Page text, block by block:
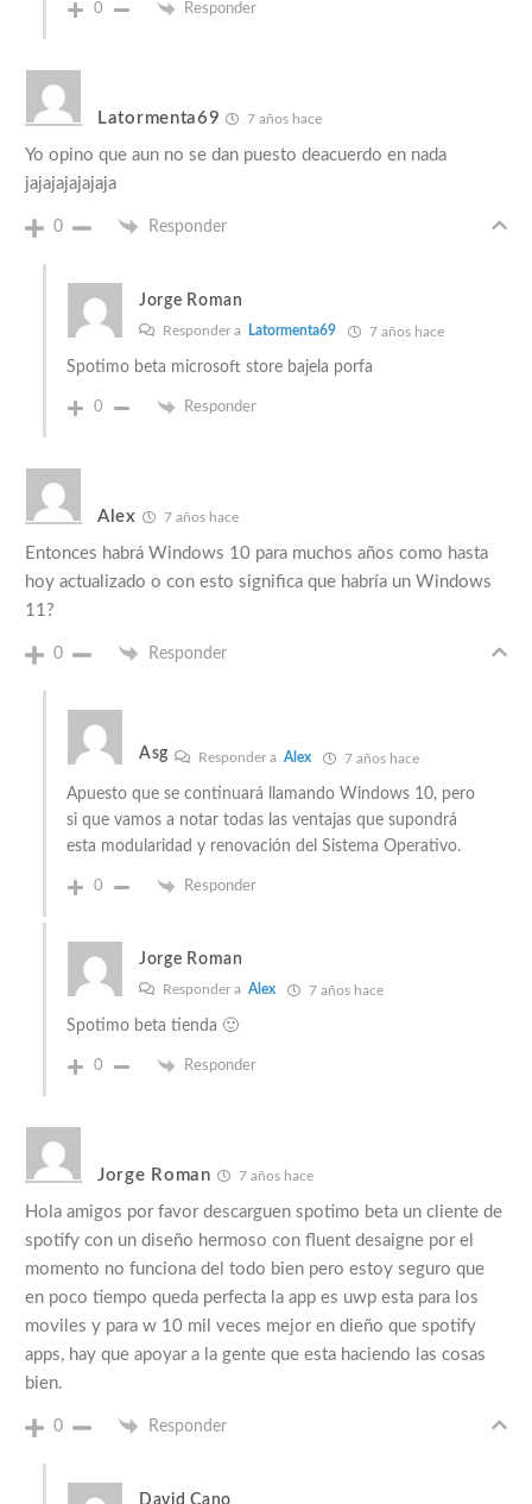
0 Responder
Latormenta69 7 años hace
Yo opino que aun no se dan puesto deacuerdo en nada
jajajajajajaja
0 Responder
Jorge Roman
Responder a Latormenta69 7 años hace
Spotimo beta microsoft store bajela porfa
0 Responder
Alex 7 años hace
Entonces habrá Windows 10 para muchos años como hasta
hoy actualizado o con esto significa que habría un Windows
11?
0 Responder
Asg Responder aAlex 7 años hace
Apuesto que se continuará llamando Windows 10, pero
si que vamos a notar todas las ventajas que supondrá
esta modularidad y renovación del Sistema Operativo.
0 Responder
Jorge Roman
Responder a Alex 7 años hace
Spotimo beta tienda 🙂
0 Responder
Jorge Roman 7 años hace
Hola amigos por favor descarguen spotimo beta un cliente de
spotify con un diseño hermoso con fluent desaigne por el
momento no funciona del todo bien pero estoy seguro que
en poco tiempo queda perfecta la app es uwp esta para los
moviles y para w 10 mil veces mejor en dieño que spotify
apps, hay que apoyar a la gente que esta haciendo las cosas
bien.
0 Responder
David Cano